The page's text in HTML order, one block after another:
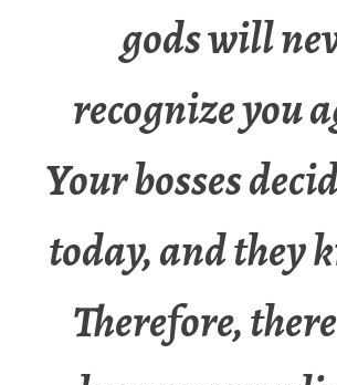
gods will
recognize you
Your bosses
today, and they
Therefore,